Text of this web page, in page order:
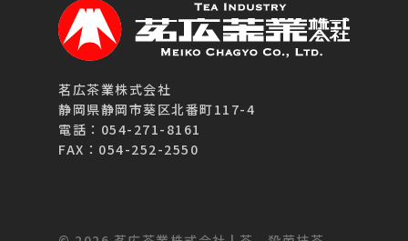
茗広茶業株式会社
静岡県静岡市葵区北番町117-4
電話：054-271-8161
FAX：054-252-2550